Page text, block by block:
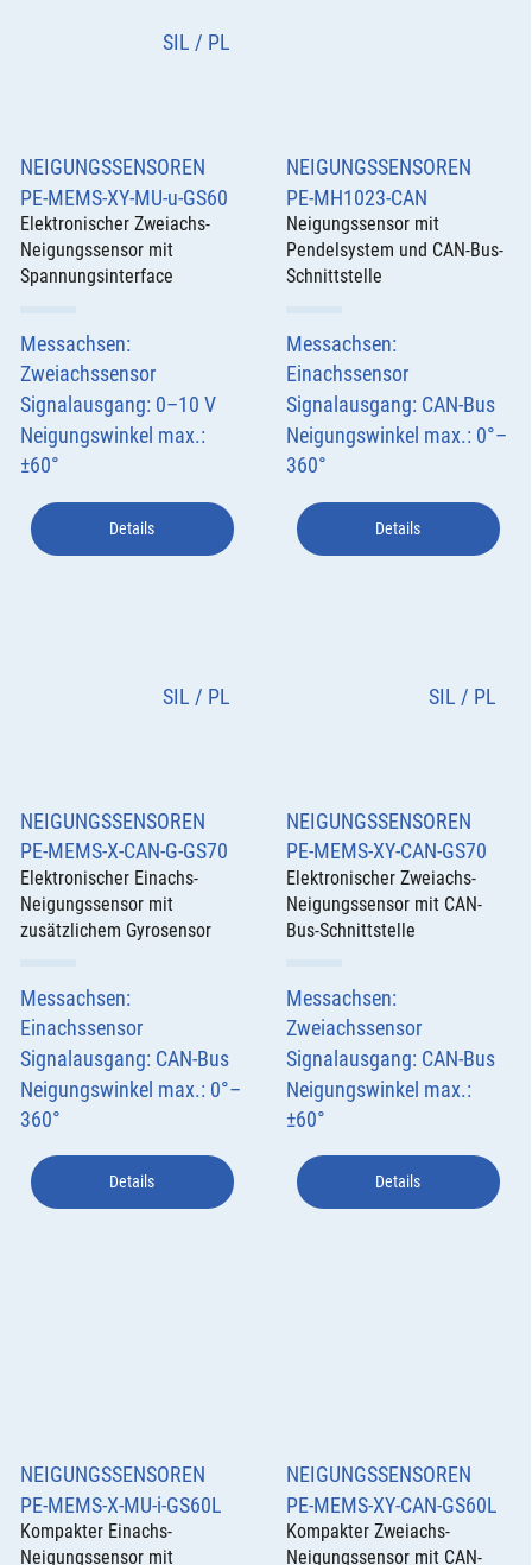
NEIGUNGSSENSOREN
PE-MEMS-XY-MU-u-GS60
Elektronischer Zweiachs-
Neigungssensor mit
Spannungsinterface
Messachsen:
Zweiachssensor
Signalausgang: 0–10 V
Neigungswinkel max.:
±60°
Details
SIL / PL
NEIGUNGSSENSOREN
PE-MH1023-CAN
Neigungssensor mit
Pendelsystem und CAN-Bus-
Schnittstelle
Messachsen:
Einachssensor
Signalausgang: CAN-Bus
Neigungswinkel max.: 0°–
360°
Details
NEIGUNGSSENSOREN
PE-MEMS-X-CAN-G-GS70
Elektronischer Einachs-
Neigungssensor mit
zusätzlichem Gyrosensor
Messachsen:
Einachssensor
Signalausgang: CAN-Bus
Neigungswinkel max.: 0°–
360°
Details
SIL / PL
NEIGUNGSSENSOREN
PE-MEMS-XY-CAN-GS70
Elektronischer Zweiachs-
Neigungssensor mit CAN-
Bus-Schnittstelle
Messachsen:
Zweiachssensor
Signalausgang: CAN-Bus
Neigungswinkel max.:
±60°
Details
SIL / PL
NEIGUNGSSENSOREN
PE-MEMS-X-MU-i-GS60L
Kompakter Einachs-
Neigungssensor mit
NEIGUNGSSENSOREN
PE-MEMS-XY-CAN-GS60L
Kompakter Zweiachs-
Neigungssensor mit CAN-